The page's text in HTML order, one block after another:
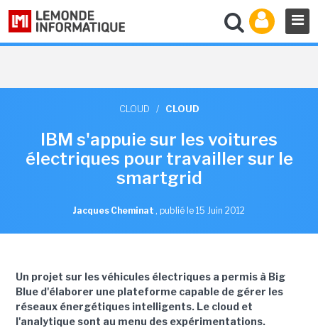
CLOUD / CLOUD
IBM s'appuie sur les voitures
électriques pour travailler sur le
smartgrid
Jacques Cheminat , publié le 15 Juin 2012
Un projet sur les véhicules électriques a permis à Big
Blue d'élaborer une plateforme capable de gérer les
réseaux énergétiques intelligents. Le cloud et
l'analytique sont au menu des expérimentations.